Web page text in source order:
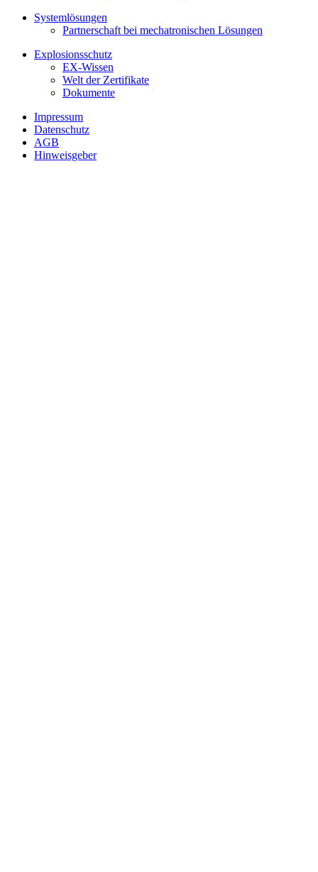
Systemlösungen
Partnerschaft bei mechatronischen Lösungen
Explosionsschutz
EX-Wissen
Welt der Zertifikate
Dokumente
Impressum
Datenschutz
AGB
Hinweisgeber